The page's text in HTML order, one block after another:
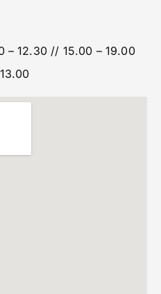
– 12.30 // 15.00 – 19.00